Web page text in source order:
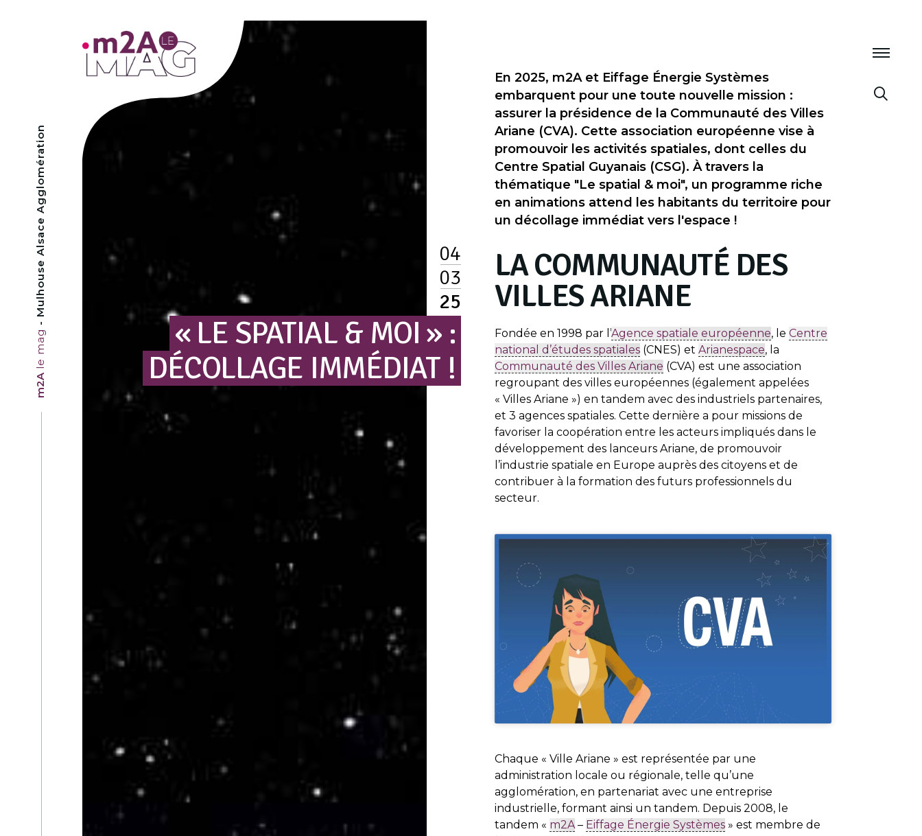
m2A
le mag
- Mulhouse Alsace Agglomération
04
03
25
« LE SPATIAL & MOI » :
DÉCOLLAGE IMMÉDIAT !
En 2025, m2A et Eiffage Énergie Systèmes
embarquent pour une toute nouvelle mission :
assurer la présidence de la Communauté des Villes
Ariane (CVA). Cette association européenne vise à
promouvoir les activités spatiales, dont celles du
Centre Spatial Guyanais (CSG). À travers la
thématique "Le spatial & moi", un programme riche
en animations attend les habitants du territoire pour
un décollage immédiat vers l'espace !
LA COMMUNAUTÉ DES
VILLES ARIANE
Fondée en 1998 par l’Agence spatiale européenne, le Centre
national d’études spatiales(CNES) et Arianespace, la
Communauté des Villes Ariane (CVA) est une association
regroupant des villes européennes (également appelées
« Villes Ariane ») en tandem avec des industriels partenaires,
et 3 agences spatiales. Cette dernière a pour missions de
favoriser la coopération entre les acteurs impliqués dans le
développement des lanceurs Ariane, de promouvoir
l’industrie spatiale en Europe auprès des citoyens et de
contribuer à la formation des futurs professionnels du
secteur.
Chaque « Ville Ariane » est représentée par une
administration locale ou régionale, telle qu’une
agglomération, en partenariat avec une entreprise
industrielle, formant ainsi un tandem. Depuis 2008, le
tandem « m2A– Eiffage Énergie Systèmes» est membre de